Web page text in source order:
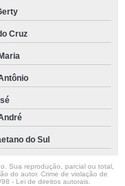
Cruz
do Sul
Sua reprodução, parcial ou total,
do autor. Crime de violação de
- Lei de direitos autorais